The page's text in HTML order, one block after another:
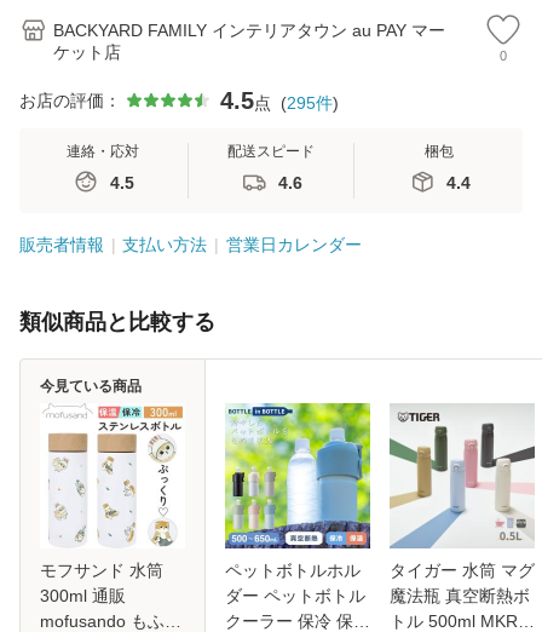
BACKYARD FAMILY インテリアタウン au PAY マー
ケット店
0
お店の評価： 4.5点 (295件)
連絡・応対
4.5
配送スピード
4.6
梱包
4.4
販売者情報 支払い方法 営業日カレンダー
類似商品と比較する
モフサンド 水筒
300ml 通販
mofusando もふさ
今見ている商品
ペットボトルホル
ダー ペットボトル
クーラー 保冷 保温
タイガー 水筒 マグ
魔法瓶 真空断熱ボ
トル 500ml MKR-